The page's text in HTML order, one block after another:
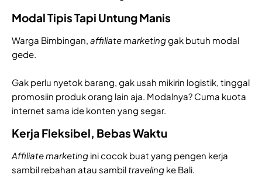
Modal Tipis Tapi Untung Manis
Warga Bimbingan, affiliate marketinggak butuh modal
gede.
Gak perlu nyetok barang, gak usah mikirin logistik, tinggal
promosiin produk orang lain aja. Modalnya? Cuma kuota
internet sama ide konten yang segar.
Kerja Fleksibel, Bebas Waktu
Affiliate marketing ini cocok buat yang pengen kerja
sambil rebahan atau sambil traveling ke Bali.